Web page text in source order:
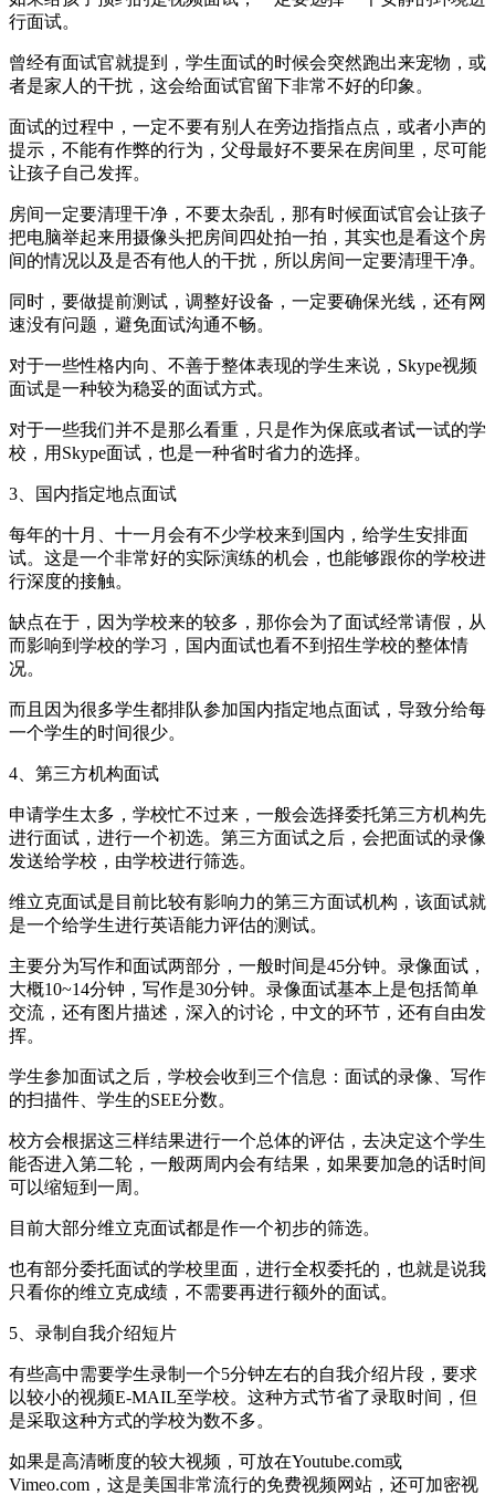
行面试。
曾经有面试官就提到，学生面试的时候会突然跑出来宠物，或
者是家人的干扰，这会给面试官留下非常不好的印象。
面试的过程中，一定不要有别人在旁边指指点点，或者小声的
提示，不能有作弊的行为，父母最好不要呆在房间里，尽可能
让孩子自己发挥。
房间一定要清理干净，不要太杂乱，那有时候面试官会让孩子
把电脑举起来用摄像头把房间四处拍一拍，其实也是看这个房
间的情况以及是否有他人的干扰，所以房间一定要清理干净。
同时，要做提前测试，调整好设备，一定要确保光线，还有网
速没有问题，避免面试沟通不畅。
对于一些性格内向、不善于整体表现的学生来说，Skype视频
面试是一种较为稳妥的面试方式。
对于一些我们并不是那么看重，只是作为保底或者试一试的学
校，用Skype面试，也是一种省时省力的选择。
3、国内指定地点面试
每年的十月、十一月会有不少学校来到国内，给学生安排面
试。这是一个非常好的实际演练的机会，也能够跟你的学校进
行深度的接触。
缺点在于，因为学校来的较多，那你会为了面试经常请假，从
而影响到学校的学习，国内面试也看不到招生学校的整体情
况。
而且因为很多学生都排队参加国内指定地点面试，导致分给每
一个学生的时间很少。
4、第三方机构面试
申请学生太多，学校忙不过来，一般会选择委托第三方机构先
进行面试，进行一个初选。第三方面试之后，会把面试的录像
发送给学校，由学校进行筛选。
维立克面试是目前比较有影响力的第三方面试机构，该面试就
是一个给学生进行英语能力评估的测试。
主要分为写作和面试两部分，一般时间是45分钟。录像面试，
大概10~14分钟，写作是30分钟。录像面试基本上是包括简单
交流，还有图片描述，深入的讨论，中文的环节，还有自由发
挥。
学生参加面试之后，学校会收到三个信息：面试的录像、写作
的扫描件、学生的SEE分数。
校方会根据这三样结果进行一个总体的评估，去决定这个学生
能否进入第二轮，一般两周内会有结果，如果要加急的话时间
可以缩短到一周。
目前大部分维立克面试都是作一个初步的筛选。
也有部分委托面试的学校里面，进行全权委托的，也就是说我
只看你的维立克成绩，不需要再进行额外的面试。
5、录制自我介绍短片
有些高中需要学生录制一个5分钟左右的自我介绍片段，要求
以较小的视频E-MAIL至学校。这种方式节省了录取时间，但
是采取这种方式的学校为数不多。
如果是高清晰度的较大视频，可放在Youtube.com或
Vimeo.com，这是美国非常流行的免费视频网站，还可加密视